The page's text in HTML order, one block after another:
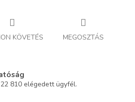
KÖVETÉS MEGOSZTÁS
810 elégedett ügyfél.